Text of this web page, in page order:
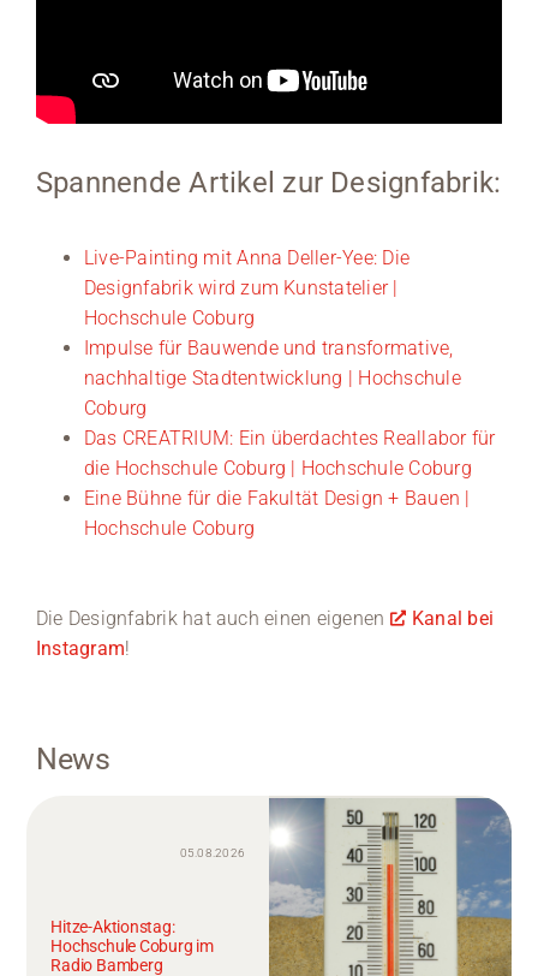
Spannende Artikel zur Designfabrik:
Live-Painting mit Anna Deller-Yee: Die
Designfabrik wird zum Kunstatelier |
Hochschule Coburg
Impulse für Bauwende und transformative,
nachhaltige Stadtentwicklung | Hochschule
Coburg
Das CREATRIUM: Ein überdachtes Reallabor für
die Hochschule Coburg | Hochschule Coburg
Eine Bühne für die Fakultät Design + Bauen |
Hochschule Coburg
Die Designfabrik hat auch einen eigenen
Kanal bei
Instagram!
News
05.08.2026
Hitze-Aktionstag:
Hochschule Coburg im
Radio Bamberg